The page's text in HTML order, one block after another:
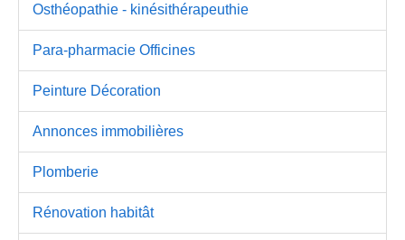
Osthéopathie - kinésithérapeuthie
Para-pharmacie Officines
Peinture Décoration
Annonces immobilières
Plomberie
Rénovation habitât